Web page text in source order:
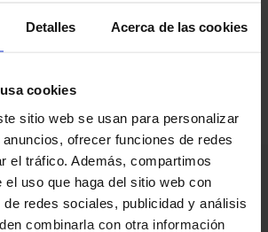
Detalles Acerca de las cookies
cookies
sitio web se usan para personalizar
ofrecer funciones de redes
el tráfico. Además, compartimos
el uso que haga del sitio web con
redes sociales, publicidad y análisis
combinarla con otra información
Consulte nuestra sección de